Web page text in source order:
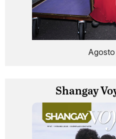
Shangay